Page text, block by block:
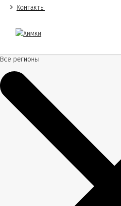
Контакты
Все регионы